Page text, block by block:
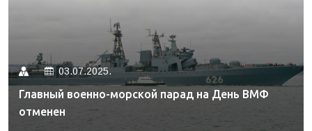
03.07.2025.
Главный военно-морской парад на День ВМФ
отменен